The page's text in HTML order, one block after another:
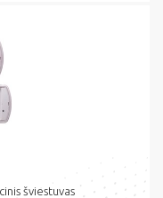
šviestuvas